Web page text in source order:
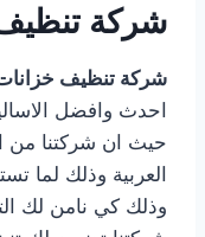
شركة
شركة تنظيف
احدث وافضل
حيث ان شركتنا من
العربية وذلك لما
وذلك كي نامن لك